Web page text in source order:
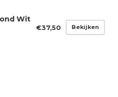
Wit
€37,50 Bekijken